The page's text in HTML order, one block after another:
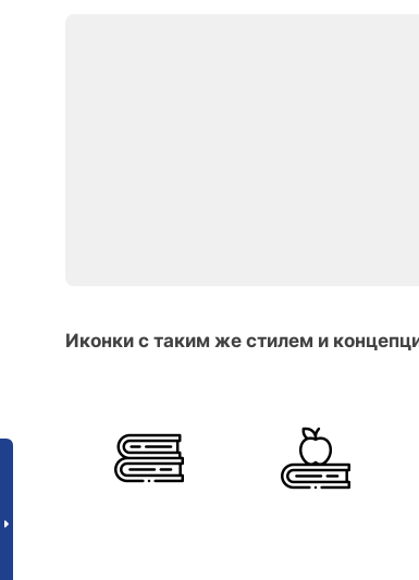
Иконки с таким же стилем и